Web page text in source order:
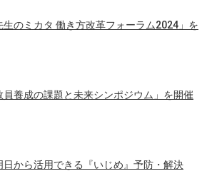
のミカタ 働き方改革フォーラム2024」を
養成の課題と未来シンポジウム」を開催
から活用できる『いじめ』予防・解決